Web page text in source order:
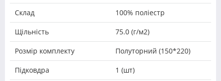
Склад 100% поліестр
Щільність 75.0 (г/м2)
Розмір комплекту Полуторний (150*220)
Підковдра 1 (шт)